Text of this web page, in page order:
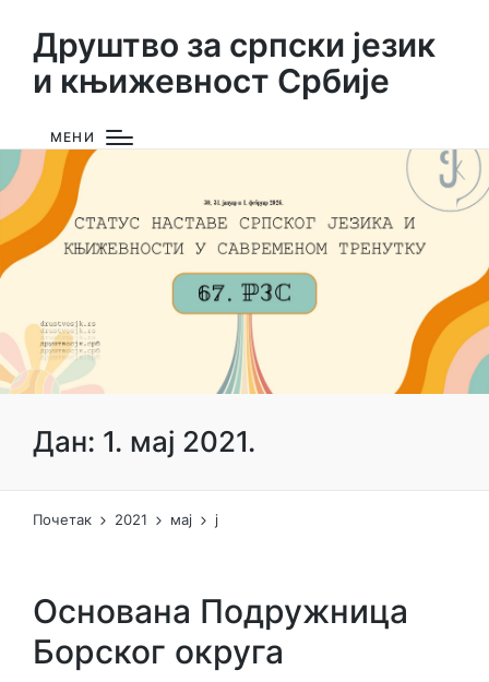
Друштво за српски језик
и књижевност Србије
МЕНИ
Дан: 1. мај 2021.
Почетак 2021 мај ј
Основана Подружница
Борског округа